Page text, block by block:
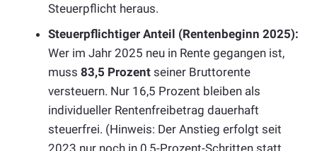
Steuerpflicht heraus.
Steuerpflichtiger Anteil (Rentenbeginn 2025):
Wer im Jahr 2025 neu in Rente gegangen ist,
muss 83,5 Prozent seiner Bruttorente
versteuern. Nur 16,5 Prozent bleiben als
individueller Rentenfreibetrag dauerhaft
steuerfrei. (Hinweis: Der Anstieg erfolgt seit
2023 nur noch in 0,5-Prozent-Schritten statt